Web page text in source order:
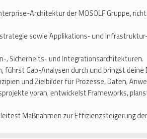
Architektur der MOSOLF Gruppe,
sowie Applikations- und
, Sicherheits- und Integrationsarchitekturen.
Gap-Analysen durch und bringst deine
und Zielbilder für Prozesse, Daten,
voran, entwickelst Frameworks,
Maßnahmen zur Effizienzsteigerung